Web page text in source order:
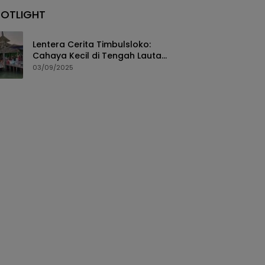
Lentera Cerita Timbulsloko:
Cahaya Kecil di Tengah Lautan
Rob yang Tak Pernah Surut
03/09/2025